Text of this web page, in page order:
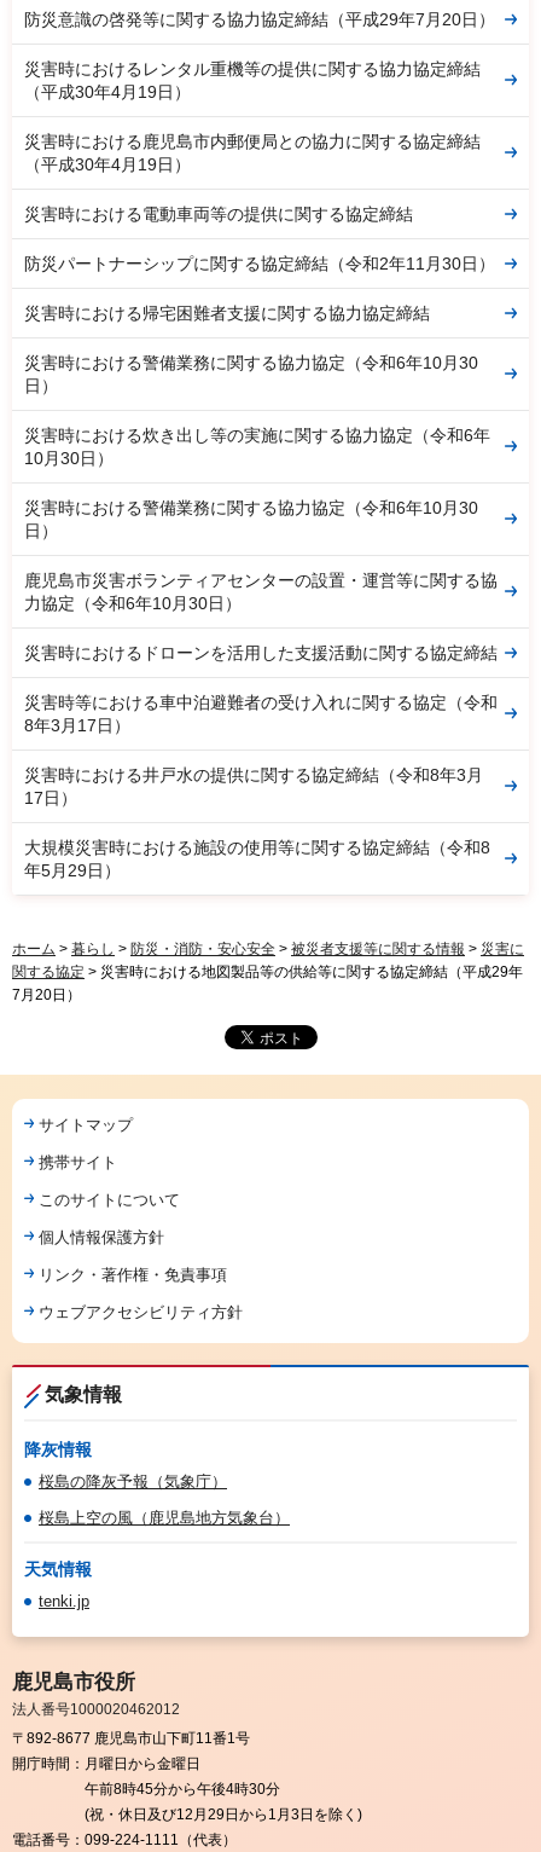
防災意識の啓発等に関する協力協定締結（平成29年7月20日）
災害時におけるレンタル重機等の提供に関する協力協定締結
（平成30年4月19日）
災害時における鹿児島市内郵便局との協力に関する協定締結
（平成30年4月19日）
災害時における電動車両等の提供に関する協定締結
防災パートナーシップに関する協定締結（令和2年11月30日）
災害時における帰宅困難者支援に関する協力協定締結
災害時における警備業務に関する協力協定（令和6年10月30
日）
災害時における炊き出し等の実施に関する協力協定（令和6年
10月30日）
災害時における警備業務に関する協力協定（令和6年10月30
日）
鹿児島市災害ボランティアセンターの設置・運営等に関する協
力協定（令和6年10月30日）
災害時におけるドローンを活用した支援活動に関する協定締結
災害時等における車中泊避難者の受け入れに関する協定（令和
8年3月17日）
災害時における井戸水の提供に関する協定締結（令和8年3月
17日）
大規模災害時における施設の使用等に関する協定締結（令和8
年5月29日）
ホーム > 暮らし > 防災・消防・安心安全 > 被災者支援等に関する情報 > 災害に
関する協定 > 災害時における地図製品等の供給等に関する協定締結（平成29年
7月20日）
サイトマップ
携帯サイト
このサイトについて
個人情報保護方針
リンク・著作権・免責事項
ウェブアクセシビリティ方針
気象情報
降灰情報
桜島の降灰予報（気象庁）
桜島上空の風（鹿児島地方気象台）
天気情報
tenki.jp
鹿児島市役所
法人番号1000020462012
〒892-8677 鹿児島市山下町11番1号
開庁時間： 月曜日から金曜日
午前8時45分から午後4時30分
(祝・休日及び12月29日から1月3日を除く)
電話番号： 099-224-1111（代表）